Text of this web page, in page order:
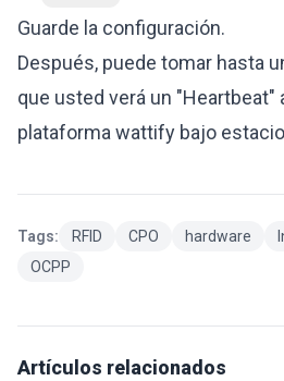
Guarde la configuración.
Después, puede tomar hasta
que usted verá un "Heartbeat"
plataforma wattify bajo
Tags: RFID CPO hardware
OCPP
Artículos relacionados